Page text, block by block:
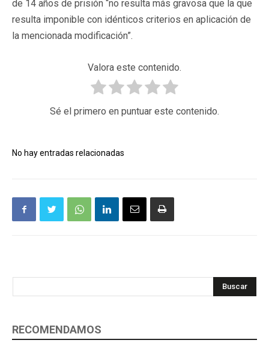
de 14 años de prisión “no resulta más gravosa que la que
resulta imponible con idénticos criterios en aplicación de
la mencionada modificación”.
Valora este contenido.
Sé el primero en puntuar este contenido.
No hay entradas relacionadas
Buscar
RECOMENDAMOS